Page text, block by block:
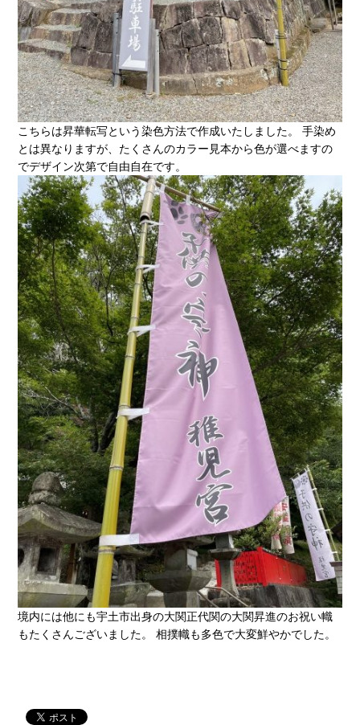
こちらは昇華転写という染色方法で作成いたしました。 手染め
とは異なりますが、たくさんのカラー見本から色が選べますの
でデザイン次第で自由自在です。
境内には他にも宇土市出身の大関正代関の大関昇進のお祝い幟
もたくさんございました。 相撲幟も多色で大変鮮やかでした。